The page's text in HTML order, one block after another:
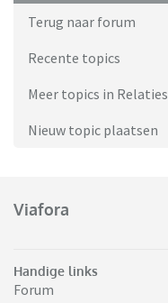
Terug naar forum
Recente topics
Meer topics in Relaties
Nieuw topic plaatsen
Viafora
Handige links
Forum